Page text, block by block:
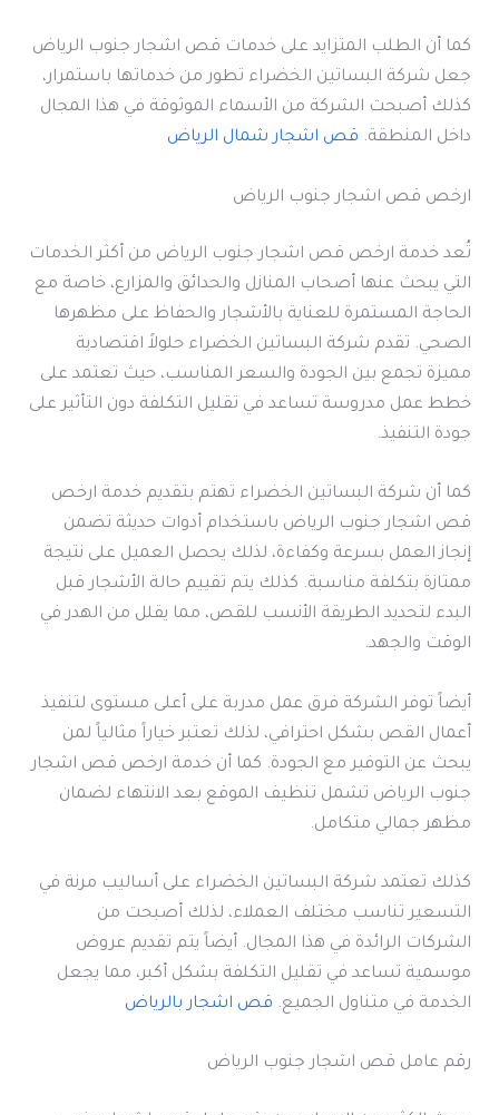
كما أن الطلب المتزايد على خدمات قص اشجار جنوب الرياض
جعل شركة البساتين الخضراء تطور من خدماتها باستمرار،
كذلك أصبحت الشركة من الأسماء الموثوقة في هذا المجال
داخل المنطقة. قص اشجار شمال الرياض
ارخص قص اشجار جنوب الرياض
تُعد خدمة ارخص قص اشجار جنوب الرياض من أكثر الخدمات
التي يبحث عنها أصحاب المنازل والحدائق والمزارع، خاصة مع
الحاجة المستمرة للعناية بالأشجار والحفاظ على مظهرها
الصحي. تقدم شركة البساتين الخضراء حلولاً اقتصادية
مميزة تجمع بين الجودة والسعر المناسب، حيث تعتمد على
خطط عمل مدروسة تساعد في تقليل التكلفة دون التأثير على
جودة التنفيذ.
كما أن شركة البساتين الخضراء تهتم بتقديم خدمة ارخص
قص اشجار جنوب الرياض باستخدام أدوات حديثة تضمن
إنجاز العمل بسرعة وكفاءة، لذلك يحصل العميل على نتيجة
ممتازة بتكلفة مناسبة. كذلك يتم تقييم حالة الأشجار قبل
البدء لتحديد الطريقة الأنسب للقص، مما يقلل من الهدر في
الوقت والجهد.
أيضاً توفر الشركة فرق عمل مدربة على أعلى مستوى لتنفيذ
أعمال القص بشكل احترافي، لذلك تعتبر خياراً مثالياً لمن
يبحث عن التوفير مع الجودة. كما أن خدمة ارخص قص اشجار
جنوب الرياض تشمل تنظيف الموقع بعد الانتهاء لضمان
مظهر جمالي متكامل.
كذلك تعتمد شركة البساتين الخضراء على أساليب مرنة في
التسعير تناسب مختلف العملاء، لذلك أصبحت من
الشركات الرائدة في هذا المجال. أيضاً يتم تقديم عروض
موسمية تساعد في تقليل التكلفة بشكل أكبر، مما يجعل
الخدمة في متناول الجميع. قص اشجار بالرياض
رقم عامل قص اشجار جنوب الرياض